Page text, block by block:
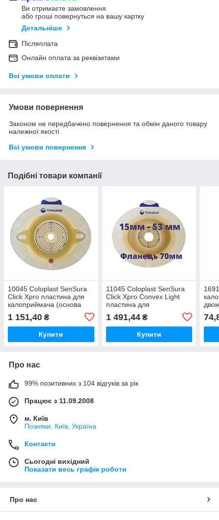
Ви отримаєте замовлення
або гроші повернуться на вашу картку
Детальніше
Післяплата
Онлайн оплата за реквізитами
Всі умови оплати
Умови повернення
Законом не передбачено повернення та обмін даного товару
належної якості
Всі умови повернення
Подібні товари компанії
10045 Coloplast SenSura
Click Xpro пластина для
калоприймача (основа
для стоми), фланець 70
мм, отвір 10–65 мм, 5 шт.
1 151,40 ₴
Купити
11045 Coloplast SenSura
Click Xpro Convex Light
пластина для
для стоми), фланець 70
мм, отвір 15–53 мм, 5 шт.
1 491,44₴
Купити
мм,
Про нас
99% позитивних з 104 відгуків за рік
Працює з 11.09.2008
м. Київ
Позняки, Київ, Україна
Контакти
Сьогодні вихідний
Показати весь графік роботи
Про нас